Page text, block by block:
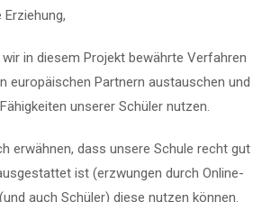
in diesem Projekt bewährte Verfahren
europäischen Partnern austauschen und
unserer Schüler nutzen.
erwähnen, dass unsere Schule recht gut
ist (erzwungen durch Online-
auch Schüler) diese nutzen können.